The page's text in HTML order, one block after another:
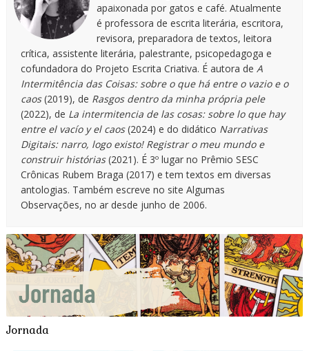
apaixonada por gatos e café. Atualmente
é professora de escrita literária, escritora,
revisora, preparadora de textos, leitora
crítica, assistente literária, palestrante, psicopedagoga e
cofundadora do Projeto Escrita Criativa. É autora de A
Intermitência das Coisas: sobre o que há entre o vazio e o
caos(2019), de Rasgos dentro da minha própria pele
(2022), de La intermitencia de las cosas: sobre lo que hay
entre el vacío y el caos(2024) e do didático Narrativas
Digitais: narro, logo existo! Registrar o meu mundo e
construir histórias(2021). É 3º lugar no Prêmio SESC
Crônicas Rubem Braga (2017) e tem textos em diversas
antologias. Também escreve no site Algumas
Observações, no ar desde junho de 2006.
Jornada